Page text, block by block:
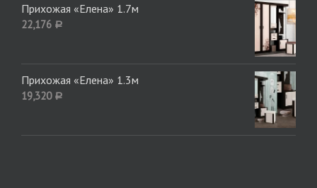
Прихожая «Елена» 1.7м
22,176 Р
Прихожая «Елена» 1.3м
19,320 Р